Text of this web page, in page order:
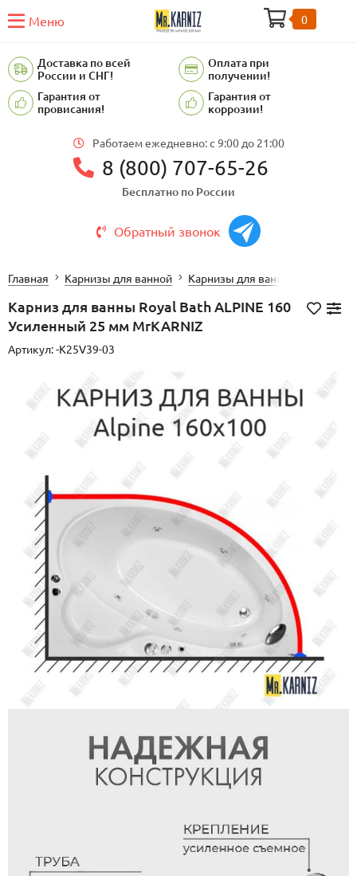
Меню 0
Доставка по всей
России и СНГ!
Оплата при
получении!
Гарантия от
провисания!
Гарантия от
коррозии!
Работаем ежедневно: c 9:00 до 21:00
8 (800) 707-65-26
Бесплатно по России
Обратный звонок
Главная Карнизы для ванной Карнизы для ванной Royal Bath
Карниз для ванны Royal Bath ALPINE 160
Усиленный 25 мм MrKARNIZ
Артикул:-K25V39-03